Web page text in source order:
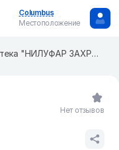
Columbus
Местоположение
Аптека "НИЛУФАР ЗАХРО ФАРМ"
Нет отзывов